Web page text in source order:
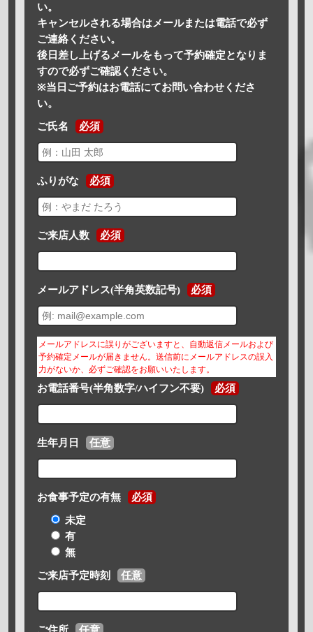
い。
キャンセルされる場合はメールまたは電話で必ず
ご連絡ください。
後日差し上げるメールをもって予約確定となりま
すので必ずご確認ください。
※当日ご予約はお電話にてお問い合わせくださ
い。
ご氏名 必須
ふりがな 必須
ご来店人数 必須
メールアドレス(半角英数記号) 必須
メールアドレスに誤りがございますと、自動返信メールおよび
予約確定メールが届きません。送信前にメールアドレスの誤入
力がないか、必ずご確認をお願いいたします。
お電話番号(半角数字/ハイフン不要) 必須
生年月日 任意
お食事予定の有無 必須
未定
有
無
ご来店予定時刻 任意
ご住所 任意